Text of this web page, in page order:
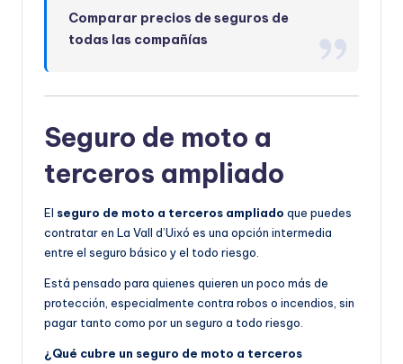
Comparar precios de seguros de
todas las compañías
Seguro de moto a
terceros ampliado
El seguro de moto a terceros ampliado que puedes
contratar en La Vall d’Uixó es una opción intermedia
entre el seguro básico y el todo riesgo.
Está pensado para quienes quieren un poco más de
protección, especialmente contra robos o incendios, sin
pagar tanto como por un seguro a todo riesgo.
¿Qué cubre un seguro de moto a terceros